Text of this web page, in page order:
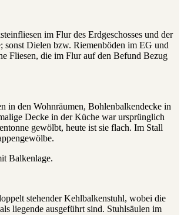
im Flur des Erdgeschosses und der
sonst Dielen bzw. Riemenböden im EG und
Fliesen, die im Flur auf den Befund Bezug
in den Wohnräumen, Bohlenbalkendecke in
Decke in der Küche war ursprünglich
gewölbt, heute ist sie flach. Im Stall
Balkenlage.
stehender Kehlbalkenstuhl, wobei die
liegende ausgeführt sind. Stuhlsäulen im